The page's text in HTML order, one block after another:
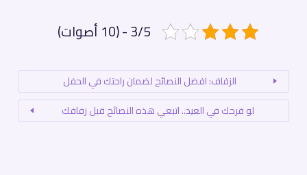
3/5 - (10 أصوات)
الزفاف: افضل النصائح لضمان راحتك في الحفل
لو فرحك في العيد.. اتبعي هذه النصائح قبل زفافك